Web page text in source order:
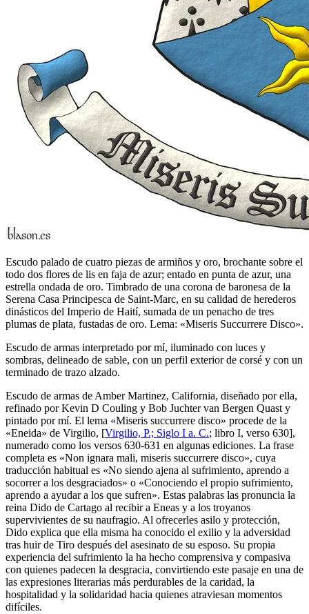
Escudo palado de cuatro piezas de armiños y oro, brochante sobre el
todo dos flores de lis en faja de azur; entado en punta de azur, una
estrella ondada de oro. Timbrado de una corona de baronesa de la
Serena Casa Principesca de Saint-Marc, en su calidad de herederos
dinásticos del Imperio de Haití, sumada de un penacho de tres
plumas de plata, fustadas de oro. Lema: «Miseris Succurrere Disco».
Escudo de armas interpretado por mí, iluminado con luces y
sombras, delineado de sable, con un perfil exterior de corsé y con un
terminado de trazo alzado.
Escudo de armas de Amber Martinez, California, diseñado por ella,
refinado por Kevin D Couling y Bob Juchter van Bergen Quast y
pintado por mí. El lema «Miseris succurrere disco» procede de la
«Eneida» de Virgilio, [Virgilio, P.; Siglo I a. C.; libro I, verso 630],
numerado como los versos 630-631 en algunas ediciones. La frase
completa es «Non ignara mali, miseris succurrere disco», cuya
traducción habitual es «No siendo ajena al sufrimiento, aprendo a
socorrer a los desgraciados» o «Conociendo el propio sufrimiento,
aprendo a ayudar a los que sufren». Estas palabras las pronuncia la
reina Dido de Cartago al recibir a Eneas y a los troyanos
supervivientes de su naufragio. Al ofrecerles asilo y protección,
Dido explica que ella misma ha conocido el exilio y la adversidad
tras huir de Tiro después del asesinato de su esposo. Su propia
experiencia del sufrimiento la ha hecho comprensiva y compasiva
con quienes padecen la desgracia, convirtiendo este pasaje en una de
las expresiones literarias más perdurables de la caridad, la
hospitalidad y la solidaridad hacia quienes atraviesan momentos
difíciles.